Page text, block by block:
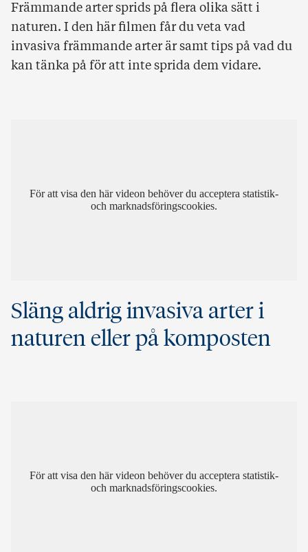
Främmande arter sprids på flera olika sätt i
naturen. I den här filmen får du veta vad
invasiva främmande arter är samt tips på vad du
kan tänka på för att inte sprida dem vidare.
För att visa den här videon behöver du acceptera statistik-
och marknadsföringscookies.
Släng aldrig invasiva arter i
naturen eller på komposten
För att visa den här videon behöver du acceptera statistik-
och marknadsföringscookies.